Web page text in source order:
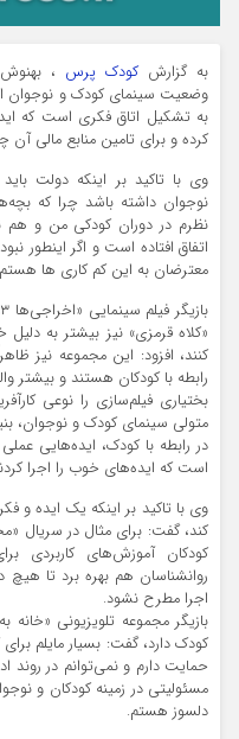
به گزارشکودک پرس ، بهنوش
وضعیت سینمای کودک و نوجوان
به تشکیل اتاق فکری است که
کرده و برای تامین منابع مالی آن
وی با تاکید بر اینکه دولت
نوجوان داشته باشد چرا که
نظرم در دوران کودکی من و هم
اتفاق افتاده است و اگر اینطور
معترضان به این کم کاری ها
«کلاه قرمزی» نیز بیشتر به
کنند، افزود: این مجموعه نیز
رابطه با کودکان هستند و بیشتر
بختیاری فیلم‌سازی را نوعی
متولی سینمای کودک و نوجوان،
در رابطه با کودک، ایده‌هایی
است که ایده‌های خوب را اجرا
وی با تاکید بر اینکه یک ایده و
کند، گفت: برای مثال در سریال
کودکان آموزش‌های کاربردی
روانشناسان هم بهره برد تا
اجرا مطرح نشود.
بازیگر مجموعه تلویزیونی «خانه
کودک دارد، گفت: بسیار مایلم
حمایت دارم و نمی‌توانم در روند
مسئولیتی در زمینه کودکان و
دلسوز هستم.